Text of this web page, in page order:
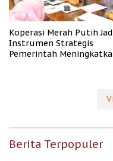
Koperasi Merah Putih
Instrumen Strategis
Pemerintah
Berita Terpopuler